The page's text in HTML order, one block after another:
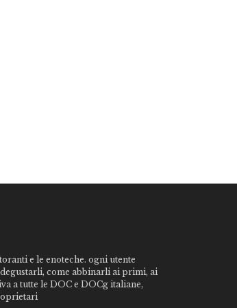
e le enoteche. ogni utente
come abbinarli ai primi, ai
a tutte le DOC e DOCg italiane,